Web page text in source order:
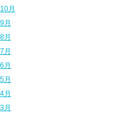
月
月
月
月
月
月
月
月